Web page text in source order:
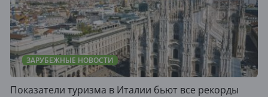
ЗАРУБЕЖНЫЕ НОВОСТИ
Показатели туризма в Италии бьют все рекорды